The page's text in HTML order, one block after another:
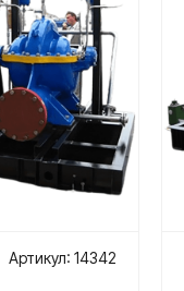
Артикул: 14342